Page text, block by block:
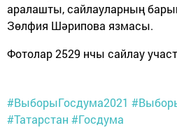
аралашты, сайлауларның
Зөлфия Шәрипова язмасы.
Фотолар 2529 нчы сайлау
#ВыборыГосдума2021
#Татарстан #Госдума